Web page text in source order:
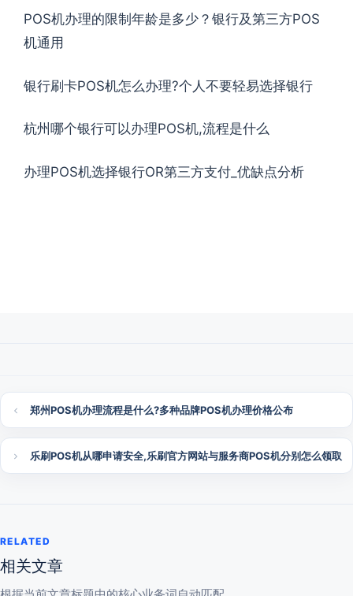
POS机办理的限制年龄是多少？银行及第三方POS
机通用
银行刷卡POS机怎么办理?个人不要轻易选择银行
杭州哪个银行可以办理POS机,流程是什么
办理POS机选择银行OR第三方支付_优缺点分析
郑州POS机办理流程是什么?多种品牌POS机办理价格公布
乐刷POS机从哪申请安全,乐刷官方网站与服务商POS机分别怎么领取
RELATED
相关文章